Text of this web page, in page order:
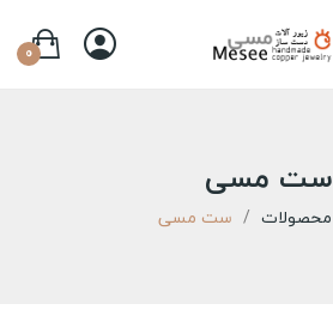
0
ست مسی
محصولات ست مسی